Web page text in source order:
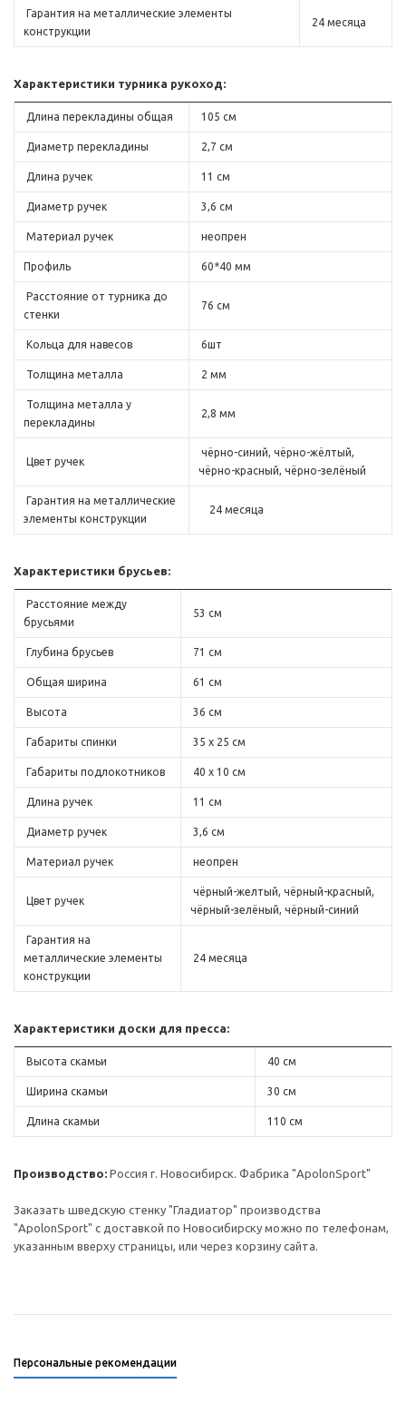
Гарантия на металлические элементы
конструкции
24 месяца
Характеристики турника рукоход:
Длина перекладины общая 105 см
Диаметр перекладины 2,7 см
Длина ручек 11 см
Диаметр ручек 3,6 см
Материал ручек неопрен
Профиль 60*40 мм
Расстояние от турника до
стенки
76 см
Кольца для навесов 6шт
Толщина металла 2 мм
Толщина металла у
перекладины
2,8 мм
Цвет ручек
чёрно-синий, чёрно-жёлтый,
чёрно-красный, чёрно-зелёный
Гарантия на металлические
элементы конструкции
24 месяца
Характеристики брусьев:
Расстояние между
брусьями
53 см
Глубина брусьев 71 см
Общая ширина 61 см
Высота 36 см
Габариты спинки 35 х 25 см
Габариты подлокотников 40 х 10 см
Длина ручек 11 см
Диаметр ручек 3,6 см
Материал ручек неопрен
Цвет ручек
чёрный-желтый, чёрный-красный,
чёрный-зелёный, чёрный-синий
Гарантия на
металлические элементы
конструкции
24 месяца
Характеристики доски для пресса:
Высота скамьи 40 см
Ширина скамьи 30 см
Длина скамьи 110 см
Производство: Россия г. Новосибирск. Фабрика "ApolonSport"
Заказать шведскую стенку "Гладиатор" производства
"ApolonSport" с доставкой по Новосибирску можно по телефонам,
указанным вверху страницы, или через корзину сайта.
Персональные рекомендации